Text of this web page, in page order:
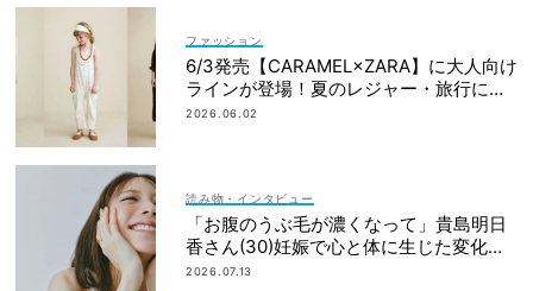
ファッション
6/3発売【CARAMEL×ZARA】に大人向け
ラインが登場！夏のレジャー・旅行にも
おすすめ
2026.06.02
読み物・インタビュー
「お腹のうぶ毛が濃くなって」貴島明日
香さん(30)妊娠で心と体に生じた変化も
「愛しいです」
2026.07.13